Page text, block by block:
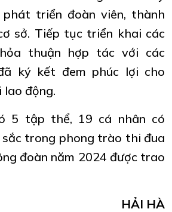
triển đoàn viên, thành
sở. Tiếp tục triển khai các
thuận hợp tác với các
ký kết đem phúc lợi cho
lao động.
5 tập thể, 19 cá nhân có
trong phong trào thi đua
đoàn năm 2024 được trao
HẢI HÀ